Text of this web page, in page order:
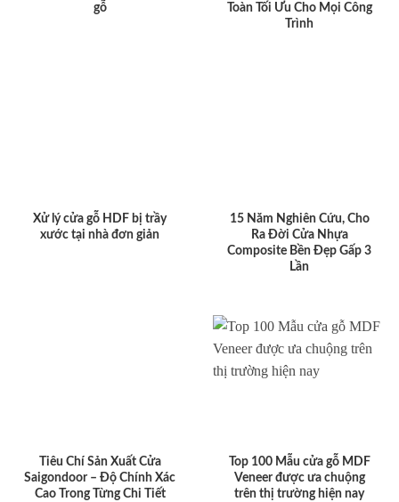
gỗ
Toàn Tối Ưu Cho Mọi Công
Trình
Xử lý cửa gỗ HDF bị trầy
xước tại nhà đơn giản
15 Năm Nghiên Cứu, Cho
Ra Đời Cửa Nhựa
Composite Bền Đẹp Gấp 3
Lần
Tiêu Chí Sản Xuất Cửa
Saigondoor – Độ Chính Xác
Cao Trong Từng Chi Tiết
Top 100 Mẫu cửa gỗ MDF
Veneer được ưa chuộng
trên thị trường hiện nay